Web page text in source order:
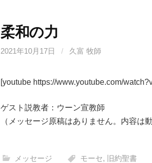
柔和の力
2021年10月17日 / 久富 牧師
[youtube https://www.youtube.com/
ゲスト説教者：ウーン宣教師
（メッセージ原稿はありません。内容は
メッセージ モーセ, 旧約聖書